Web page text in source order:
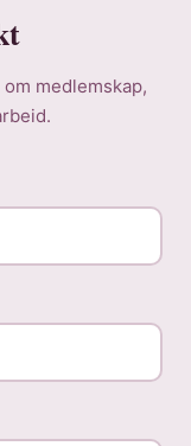
medlemskap,